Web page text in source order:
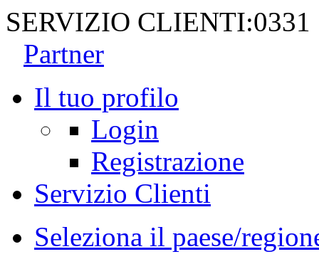
SERVIZIO CLIENTI:0331
Partner
Il tuo profilo
Login
Registrazione
Servizio Clienti
Seleziona il paese/